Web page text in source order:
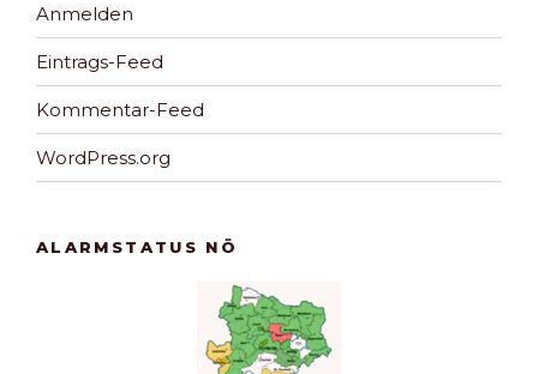
Anmelden
Eintrags-Feed
Kommentar-Feed
WordPress.org
ALARMSTATUS NÖ